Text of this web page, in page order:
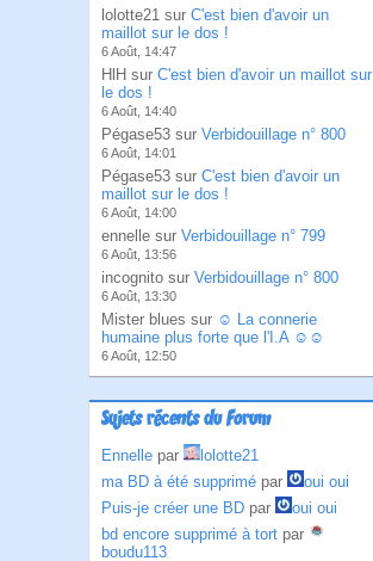
lolotte21 sur C'est bien d'avoir un
maillot sur le dos !
6 Août, 14:47
HlH sur C'est bien d'avoir un maillot sur
le dos !
6 Août, 14:40
Pégase53 sur Verbidouillage n° 800
6 Août, 14:01
Pégase53 sur C'est bien d'avoir un
maillot sur le dos !
6 Août, 14:00
ennelle sur Verbidouillage n° 799
6 Août, 13:56
incognito sur Verbidouillage n° 800
6 Août, 13:30
Mister blues sur ☺ La connerie
humaine plus forte que l'I.A ☺☺
6 Août, 12:50
Sujets récents du Forum
Ennelle par
lolotte21
ma BD à été supprimé par
oui oui
Puis-je créer une BD par
oui oui
bd encore supprimé à tort par
boudu113